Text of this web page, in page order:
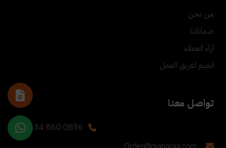
من نحن
ضماناتنا
آراء العملاء
انضم لفريق العمل
تواصل معنا
+90 534 860 0896